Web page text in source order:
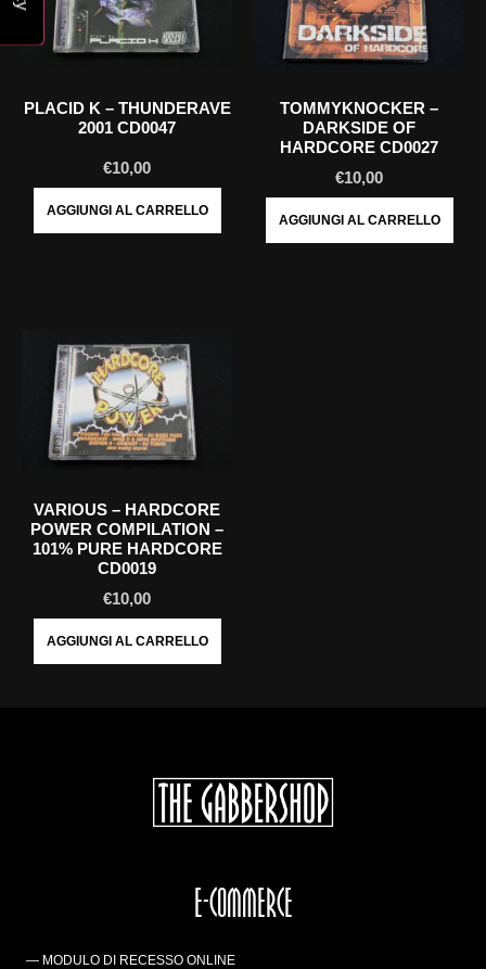
PLACID K ‎– THUNDERAVE
2001 CD0047
€10,00
AGGIUNGI AL CARRELLO
TOMMYKNOCKER ‎–
DARKSIDE OF
HARDCORE CD0027
€10,00
AGGIUNGI AL CARRELLO
VARIOUS ‎– HARDCORE
POWER COMPILATION –
101% PURE HARDCORE
CD0019
€10,00
AGGIUNGI AL CARRELLO
E-COMMERCE
— MODULO DI RECESSO ONLINE